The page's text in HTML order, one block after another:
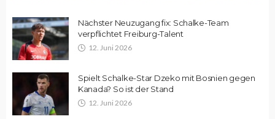
Nächster Neuzugang fix: Schalke-Team
verpflichtet Freiburg-Talent
12. Juni 2026
Spielt Schalke-Star Dzeko mit Bosnien gegen
Kanada? So ist der Stand
12. Juni 2026